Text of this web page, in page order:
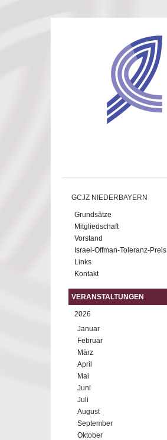
GCJZ NIEDERBAYERN
Grundsätze
Mitgliedschaft
Vorstand
Israel-Offman-Toleranz-Preis
Links
Kontakt
VERANSTALTUNGEN
2026
Januar
Februar
März
April
Mai
Juni
Juli
August
September
Oktober